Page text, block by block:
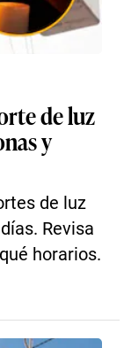
de luz
y
de luz
Revisa
horarios.